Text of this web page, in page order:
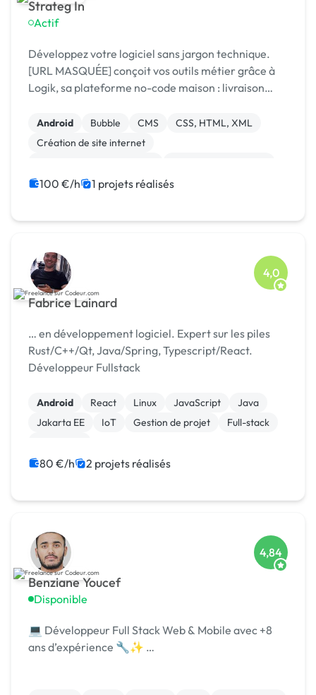
Strateg In
Actif
Développez votre logiciel sans jargon technique.
[URL MASQUÉE] conçoit vos outils métier grâce à
Logik, sa plateforme no-code maison : livraison
Android Bubble CMS
CSS, HTML, XML
Création de site internet
Gestion site web
Installation de Script
100 €/h 1 projets réalisés
Fabrice Lainard
4,0
… en développement logiciel. Expert sur les piles
Rust/C++/Qt, Java/Spring, Typescript/React.
Développeur Fullstack
Android React Linux JavaScript
Java
Jakarta EE
IoT Gestion de projet
Full-stack
80 €/h 2 projets réalisés
Benziane Youcef
Disponible
4,84
💻 Développeur Full Stack Web & Mobile avec +8
ans d’expérience 🔧✨ …